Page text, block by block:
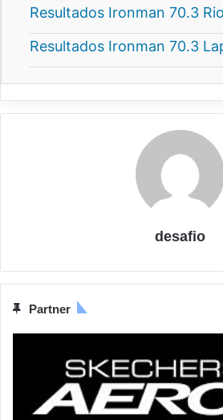
Resultados Ironman 70.3
Resultados Ironman 70.3
desafio
Partner